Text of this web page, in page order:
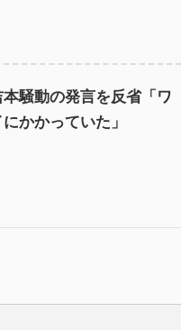
本騒動の発言を反省「ワ
かかっていた」